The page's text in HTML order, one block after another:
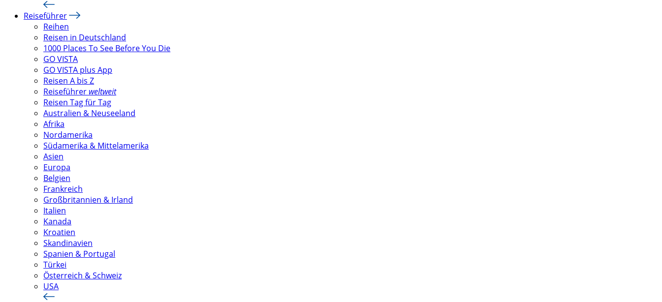
Reiseführer
Reihen
Reisen in Deutschland
1000 Places To See Before You Die
GO VISTA
GO VISTA plus App
Reisen A bis Z
Reiseführer weltweit
Reisen Tag für Tag
Australien & Neuseeland
Afrika
Nordamerika
Südamerika & Mittelamerika
Asien
Europa
Belgien
Frankreich
Großbritannien & Irland
Italien
Kanada
Kroatien
Skandinavien
Spanien & Portugal
Türkei
Österreich & Schweiz
USA